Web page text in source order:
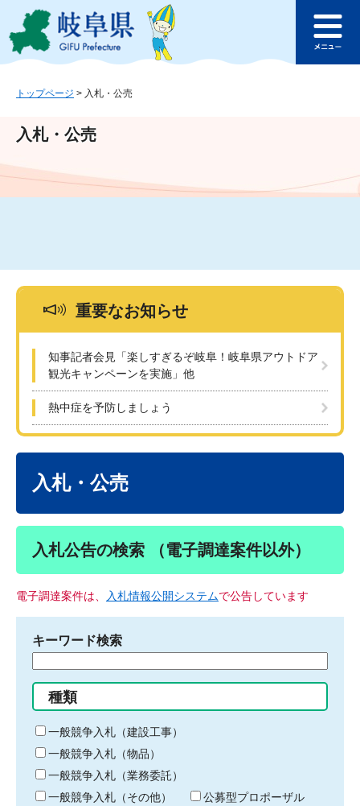
ジ
ュ
文
このページの本文へ
ュ
トップページ > 入札・公売
入札・公売
重要なお知らせ
知事記者会見「楽しすぎるぞ岐阜！岐阜県アウトドア
観光キャンペーンを実施」他
熱中症を予防しましょう
入札・公売
入札公告の検索 （電子調達案件以外）
電子調達案件は、 入札情報公開システムで公告しています
キーワード検索
る
キ
ー
ワ
ー
ド
種類
一般競争入札（建設工事）
一般競争入札（物品）
一般競争入札（業務委託）
一般競争入札（その他）
公募型プロポーザル